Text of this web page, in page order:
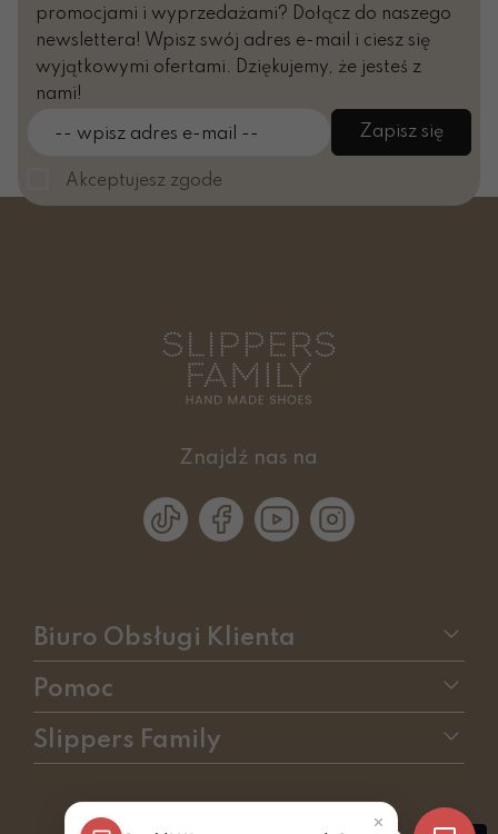
promocjami i wyprzedażami? Dołącz do naszego
newslettera! Wpisz swój adres e-mail i ciesz się
wyjątkowymi ofertami. Dziękujemy, że jesteś z
nami!
-- wpisz adres e-mail -- Zapisz się
Akceptujesz zgode
Znajdź nas na
Biuro Obsługi Klienta
Pomoc
Slippers Family